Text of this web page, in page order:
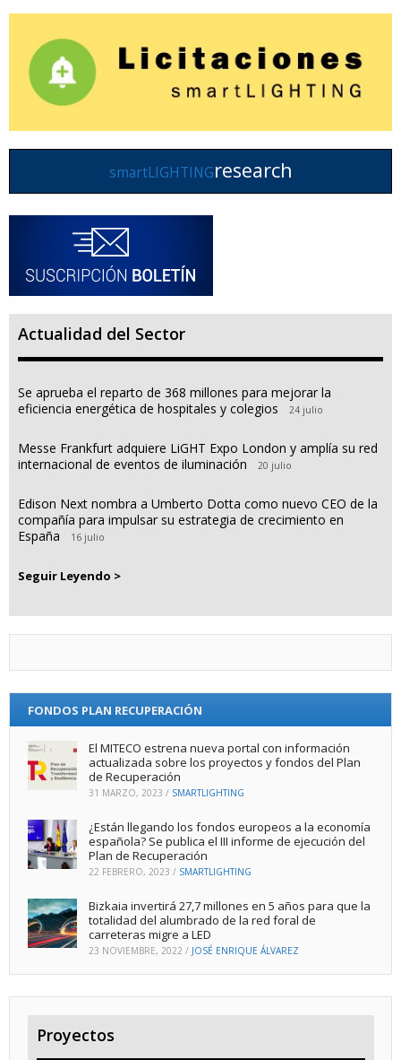
smartLIGHTINGresearch
Actualidad del Sector
Se aprueba el reparto de 368 millones para mejorar la
eficiencia energética de hospitales y colegios
24 julio
Messe Frankfurt adquiere LiGHT Expo London y amplía su red
internacional de eventos de iluminación
20 julio
Edison Next nombra a Umberto Dotta como nuevo CEO de la
compañía para impulsar su estrategia de crecimiento en
España
16 julio
Seguir Leyendo >
FONDOS PLAN RECUPERACIÓN
El MITECO estrena nueva portal con información
actualizada sobre los proyectos y fondos del Plan
de Recuperación
31 MARZO, 2023 / SMARTLIGHTING
¿Están llegando los fondos europeos a la economía
española? Se publica el III informe de ejecución del
Plan de Recuperación
22 FEBRERO, 2023 / SMARTLIGHTING
Bizkaia invertirá 27,7 millones en 5 años para que la
totalidad del alumbrado de la red foral de
carreteras migre a LED
23 NOVIEMBRE, 2022 / JOSÉ ENRIQUE ÁLVAREZ
Proyectos